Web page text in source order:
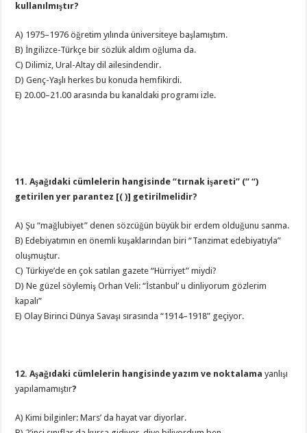
kullanılmıştır?
A) 1975–1976 öğretim yılında üniversiteye başlamıştım.
B) İngilizce-Türkçe bir sözlük aldım oğluma da.
C) Dilimiz, Ural-Altay dil ailesindendir.
D) Genç-Yaşlı herkes bu konuda hemfikirdi.
E) 20.00–21.00 arasında bu kanaldaki programı izle.
11. Aşağıdaki cümlelerin hangisinde “tırnak işareti” (“ “)
getirilen yer parantez [( )] getirilmelidir?
A) Şu “mağlubiyet” denen sözcüğün büyük bir erdem olduğunu sanma.
B) Edebiyatımın en önemli kuşaklarından biri “Tanzimat edebiyatıyla”
oluşmuştur.
C) Türkiye’de en çok satılan gazete “Hürriyet” miydi?
D) Ne güzel söylemiş Orhan Veli: “İstanbul’ u dinliyorum gözlerim
kapalı”
E) Olay Birinci Dünya Savaşı sırasında “1914–1918” geçiyor.
12. Aşağıdaki cümlelerin hangisinde yazım ve noktalamayanlışı
yapılamamıştır?
A) Kimi bilginler: Mars’ da hayat var diyorlar.